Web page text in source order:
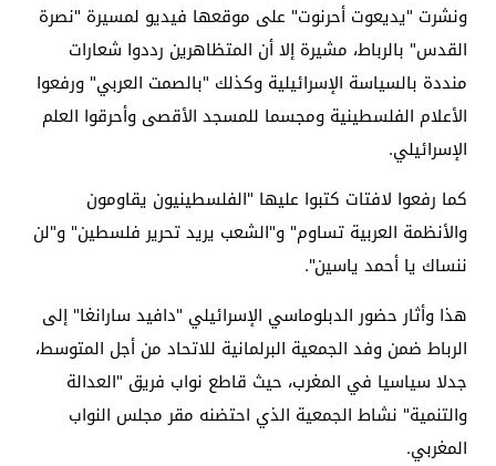
ونشرت "يديعوت أحرنوت" على موقعها فيديو لمسيرة "نصرة
القدس" بالرباط، مشيرة إلا أن المتظاهرين رددوا شعارات
منددة بالسياسة الإسرائيلية وكذلك "بالصمت العربي" ورفعوا
الأعلام الفلسطينية ومجسما للمسجد الأقصى وأحرقوا العلم
الإسرائيلي.
كما رفعوا لافتات كتبوا عليها "الفلسطينيون يقاومون
والأنظمة العربية تساوم" و"الشعب يريد تحرير فلسطين" و"لن
ننساك يا أحمد ياسين".
هذا وأثار حضور الدبلوماسي الإسرائيلي "دافيد سارانغا" إلى
الرباط ضمن وفد الجمعية البرلمانية للاتحاد من أجل المتوسط،
جدلا سياسيا في المغرب، حيث قاطع نواب فريق "العدالة
والتنمية" نشاط الجمعية الذي احتضنه مقر مجلس النواب
المغربي.